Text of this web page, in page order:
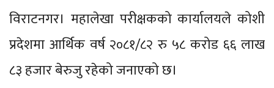
विराटनगर। महालेखा परीक्षकको कार्यालयले कोशी
प्रदेशमा आर्थिक वर्ष २०८१/८२ रु ५८ करोड ६६ लाख
८३ हजार बेरुजु रहेको जनाएको छ।